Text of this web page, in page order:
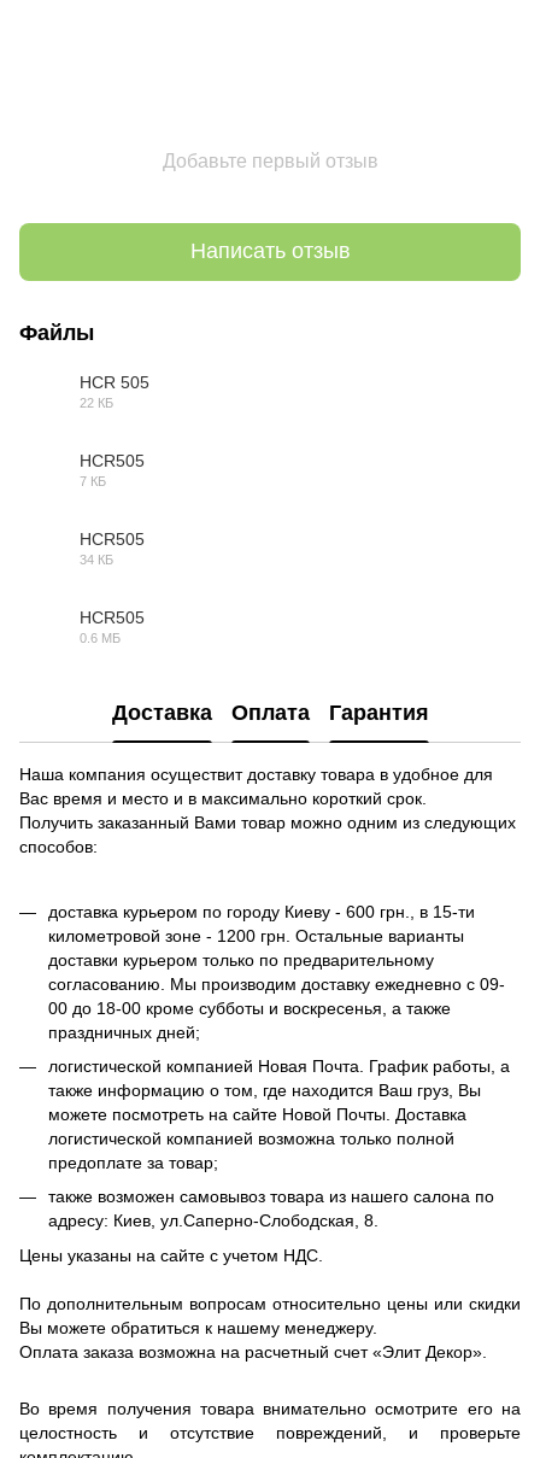
Добавьте первый отзыв
Написать отзыв
Файлы
HCR 505
22 КБ
HCR505
7 КБ
HCR505
34 КБ
HCR505
0.6 МБ
Доставка Оплата Гарантия
Наша компания осуществит доставку товара в удобное для
Вас время и место и в максимально короткий срок.
Получить заказанный Вами товар можно одним из следующих
способов:
доставка курьером по городу Киеву - 600 грн., в 15-ти
километровой зоне - 1200 грн. Остальные варианты
доставки курьером только по предварительному
согласованию. Мы производим доставку ежедневно с 09-
00 до 18-00 кроме субботы и воскресенья, а также
праздничных дней;
логистической компанией Новая Почта. График работы, а
также информацию о том, где находится Ваш груз, Вы
можете посмотреть на сайте Новой Почты. Доставка
логистической компанией возможна только полной
предоплате за товар;
также возможен самовывоз товара из нашего салона по
адресу: Киев, ул.Саперно-Слободская, 8.
Цены указаны на сайте с учетом НДС.
По дополнительным вопросам относительно цены или скидки
Вы можете обратиться к нашему менеджеру.
Оплата заказа возможна на расчетный счет «Элит Декор».
Во время получения товара внимательно осмотрите его на
целостность и отсутствие повреждений, и проверьте